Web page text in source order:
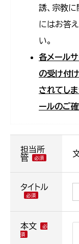
誘、宗教
にはお答
い。
各メール
の受け付
されてし
ールのご
担当所
管
タイトル
本文